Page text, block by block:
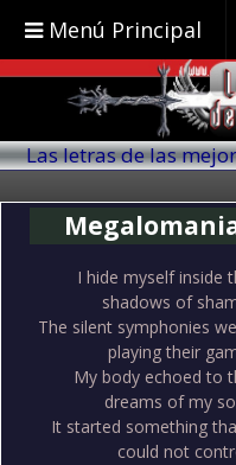
Menú Principal
Las letras de las
I hide myself inside
shadows of
The silent symphonies
playing their
My body echoed to
dreams of my
It started something
could not